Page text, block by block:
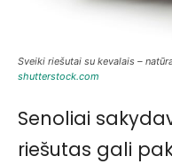
Sveiki riešutai su kevalais –
shutterstock.com
Senoliai
riešutas gali